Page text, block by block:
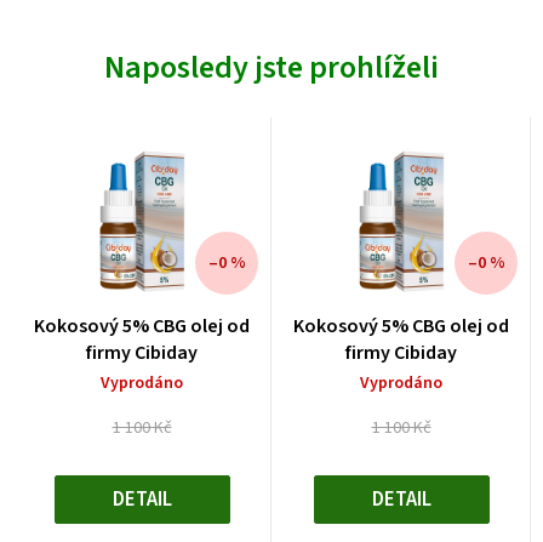
Naposledy jste prohlíželi
Kokosový 5% CBG olej od
firmy Cibiday
Vyprodáno
1 100 Kč
–0 %
cena:
DETAIL
Kokosový 5% CBG olej od
firmy Cibiday
Vyprodáno
1 100 Kč
–0 %
cena:
DETAIL